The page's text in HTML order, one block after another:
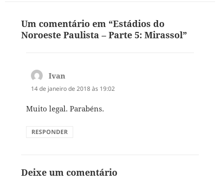
Um comentário em “Estádios do
Noroeste Paulista – Parte 5: Mirassol”
Ivan
14 de janeiro de 2018 às 19:02
Muito legal. Parabéns.
RESPONDER
Deixe um comentário